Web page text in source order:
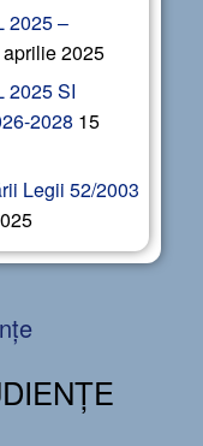
2025 –
aprilie 2025
2025 SI
2028 15
Legii 52/2003